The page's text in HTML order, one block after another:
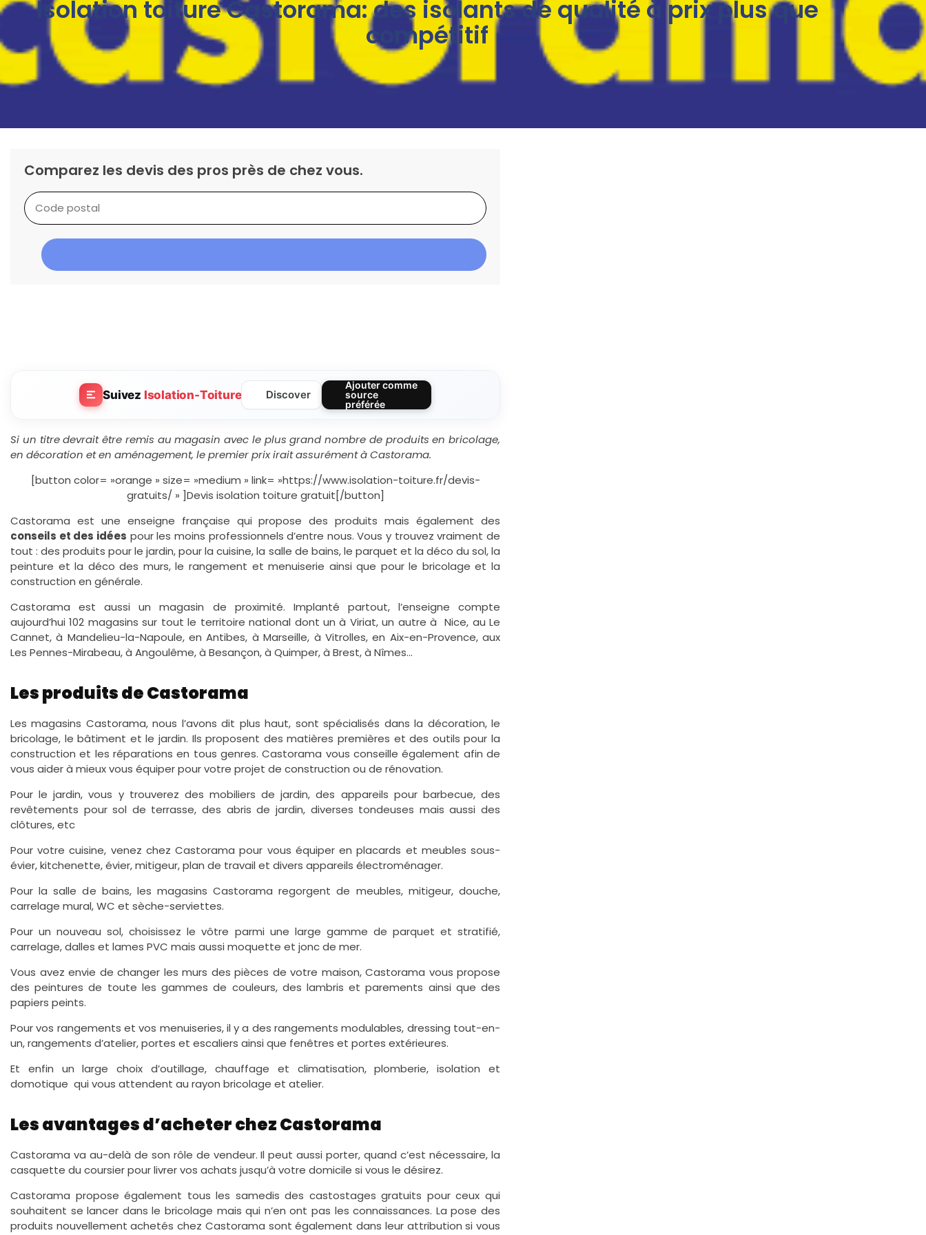
Isolation toiture Castorama: des isolants de qualité à prix plus que
compétitif
Comparez les devis des pros près de chez vous.
Suivez Isolation-Toiture Discover
Ajouter comme
source
préférée
Si un titre devrait être remis au magasin avec le plus grand nombre de produits en bricolage,
en décoration et en aménagement, le premier prix irait assurément à Castorama.
[button color= »orange » size= »medium » link= »https://www.isolation-toiture.fr/devis-
gratuits/ » ]Devis isolation toiture gratuit[/button]
Castorama est une enseigne française qui propose des produits mais également des
conseils et des idées pour les moins professionnels d’entre nous. Vous y trouvez vraiment de
tout : des produits pour le jardin, pour la cuisine, la salle de bains, le parquet et la déco du sol, la
peinture et la déco des murs, le rangement et menuiserie ainsi que pour le bricolage et la
construction en générale.
Castorama est aussi un magasin de proximité. Implanté partout, l’enseigne compte
aujourd’hui 102 magasins sur tout le territoire national dont un à Viriat, un autre à Nice, au Le
Cannet, à Mandelieu-la-Napoule, en Antibes, à Marseille, à Vitrolles, en Aix-en-Provence, aux
Les Pennes-Mirabeau, à Angoulême, à Besançon, à Quimper, à Brest, à Nîmes…
Les produits de Castorama
Les magasins Castorama, nous l’avons dit plus haut, sont spécialisés dans la décoration, le
bricolage, le bâtiment et le jardin. Ils proposent des matières premières et des outils pour la
construction et les réparations en tous genres. Castorama vous conseille également afin de
vous aider à mieux vous équiper pour votre projet de construction ou de rénovation.
Pour le jardin, vous y trouverez des mobiliers de jardin, des appareils pour barbecue, des
revêtements pour sol de terrasse, des abris de jardin, diverses tondeuses mais aussi des
clôtures, etc
Pour votre cuisine, venez chez Castorama pour vous équiper en placards et meubles sous-
évier, kitchenette, évier, mitigeur, plan de travail et divers appareils électroménager.
Pour la salle de bains, les magasins Castorama regorgent de meubles, mitigeur, douche,
carrelage mural, WC et sèche-serviettes.
Pour un nouveau sol, choisissez le vôtre parmi une large gamme de parquet et stratifié,
carrelage, dalles et lames PVC mais aussi moquette et jonc de mer.
Vous avez envie de changer les murs des pièces de votre maison, Castorama vous propose
des peintures de toute les gammes de couleurs, des lambris et parements ainsi que des
papiers peints.
Pour vos rangements et vos menuiseries, il y a des rangements modulables, dressing tout-en-
un, rangements d’atelier, portes et escaliers ainsi que fenêtres et portes extérieures.
Et enfin un large choix d’outillage, chauffage et climatisation, plomberie, isolation et
domotique qui vous attendent au rayon bricolage et atelier.
Les avantages d’acheter chez Castorama
Castorama va au-delà de son rôle de vendeur. Il peut aussi porter, quand c’est nécessaire, la
casquette du coursier pour livrer vos achats jusqu’à votre domicile si vous le désirez.
Castorama propose également tous les samedis des castostages gratuits pour ceux qui
souhaitent se lancer dans le bricolage mais qui n’en ont pas les connaissances. La pose des
produits nouvellement achetés chez Castorama sont également dans leur attribution si vous